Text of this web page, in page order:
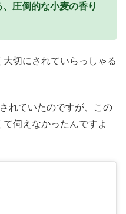
圧倒的な小麦の香り
切にされていらっしゃる
れていたのですが、この
伺えなかったんですよ